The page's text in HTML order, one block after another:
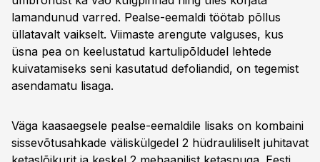
lamandunud varred. Pealse-eemaldi töötab põllus
üllatavalt vaikselt. Viimaste arengute valguses, kus
üsna pea on keelustatud kartulipõldudel lehtede
kuivatamiseks seni kasutatud defoliandid, on tegemist
asendamatu lisaga.
Väga kaasaegsele pealse-eemaldile lisaks on kombaini
sissevõtusahkade väliskülgedel 2 hüdrauliliselt juhitavat